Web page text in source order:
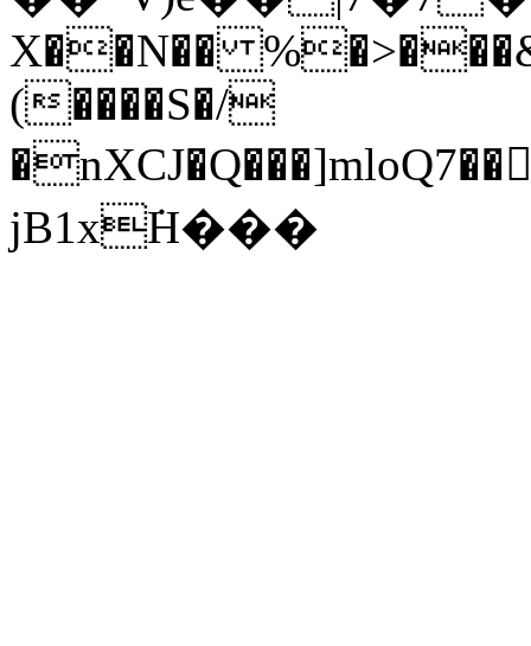
X��N��
(����S�/
jB1x݁H���